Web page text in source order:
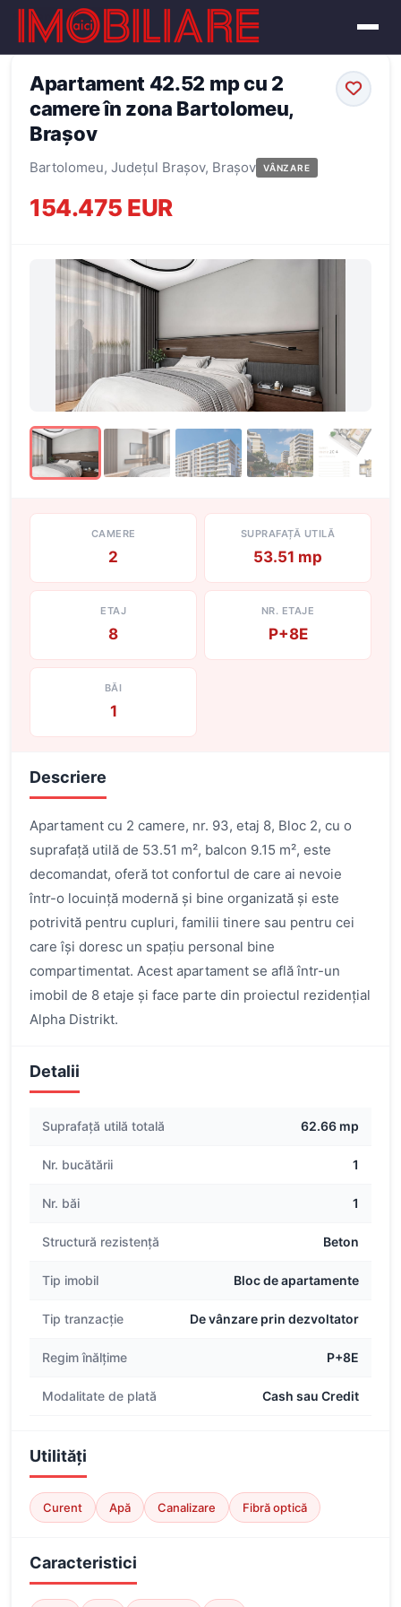
← Înapoi la oferte
Apartament 42.52 mp cu 2
camere în zona Bartolomeu,
Brașov
Bartolomeu, Județul Brașov, Brașov VÂNZARE
154.475 EUR
CAMERE
2
SUPRAFAȚĂ UTILĂ
53.51 mp
ETAJ
8
NR. ETAJE
P+8E
BĂI
1
Descriere
Apartament cu 2 camere, nr. 93, etaj 8, Bloc 2, cu o
suprafață utilă de 53.51 m², balcon 9.15 m², este
decomandat, oferă tot confortul de care ai nevoie
într-o locuință modernă și bine organizată și este
potrivită pentru cupluri, familii tinere sau pentru cei
care își doresc un spațiu personal bine
compartimentat. Acest apartament se află într-un
imobil de 8 etaje și face parte din proiectul rezidențial
Alpha Distrikt.
Detalii
Suprafață utilă totală 62.66 mp
Nr. bucătării 1
Nr. băi 1
Structură rezistență Beton
Tip imobil Bloc de apartamente
Tip tranzacție De vânzare prin dezvoltator
Regim înălțime P+8E
Modalitate de plată Cash sau Credit
Utilități
Curent Apă Canalizare Fibră optică
Caracteristici